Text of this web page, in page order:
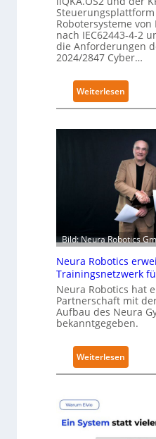
Robotersysteme von
nach IEC62443-4-2
die Anforderungen
2024/2847 Cyber…
Weiterlesen
K
e
r
h
ä
l
t
e
u
r
i
-
Bild: Neura Robotics
Neura Robotics
Trainingsnetzwerk
Neura Robotics hat
Partnerschaft mit
Aufbau des Neura
bekanntgegeben.
Weiterlesen
N